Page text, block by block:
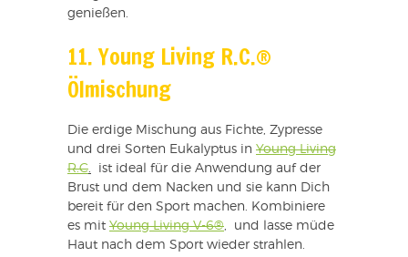
genießen.
11. Young Living R.C.®
Ölmischung
Die erdige Mischung aus Fichte, Zypresse
und drei Sorten Eukalyptus in Young Living
R.C
ist ideal für die Anwendung auf der
Brust und dem Nacken und sie kann Dich
bereit für den Sport machen. Kombiniere
es mit Young Living V-6® , und lasse müde
Haut nach dem Sport wieder strahlen.